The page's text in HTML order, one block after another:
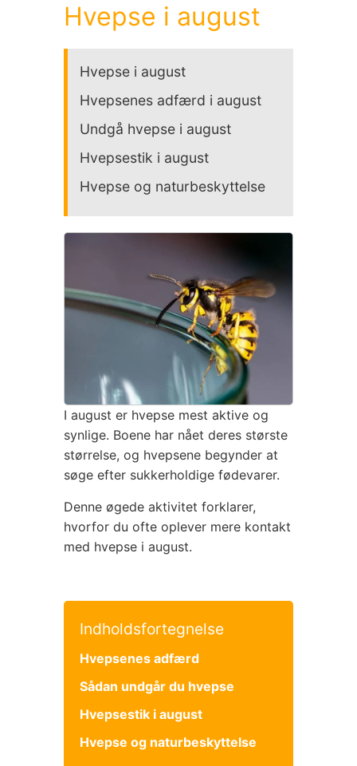
Hvepse i august
Hvepse i august
Hvepsenes adfærd i august
Undgå hvepse i august
Hvepsestik i august
Hvepse og naturbeskyttelse
I august er hvepse mest aktive og
synlige. Boene har nået deres største
størrelse, og hvepsene begynder at
søge efter sukkerholdige fødevarer.
Denne øgede aktivitet forklarer,
hvorfor du ofte oplever mere kontakt
med hvepse i august.
Indholdsfortegnelse
Hvepsenes adfærd
Sådan undgår du hvepse
Hvepsestik i august
Hvepse og naturbeskyttelse